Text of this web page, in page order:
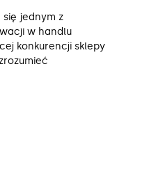
się jednym z
w handlu
konkurencji sklepy